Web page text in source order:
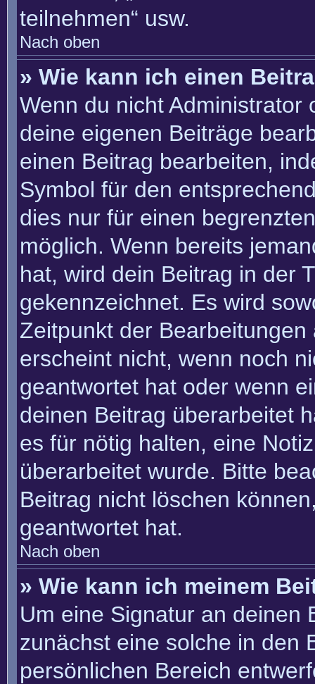
teilnehmen“ usw.
Nach oben
» Wie kann ich einen
Wenn du nicht
deine eigenen Beiträge
einen Beitrag bearbeiten,
Symbol für den
dies nur für einen
möglich. Wenn bereits
hat, wird dein Beitrag in der
gekennzeichnet. Es wird
Zeitpunkt der
erscheint nicht, wenn noch
geantwortet hat oder wenn
deinen Beitrag überarbeitet
es für nötig halten, eine
überarbeitet wurde. Bitte
Beitrag nicht löschen
geantwortet hat.
Nach oben
» Wie kann ich meinem
Um eine Signatur an deinen
zunächst eine solche in den
persönlichen Bereich